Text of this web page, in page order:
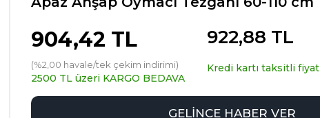
904,42 TL
(%2,00 havale/tek çekim indirimi)
2500 TL üzeri KARGO BEDAVA
922,88 TL
Kredi kartı taksitli fiyat
GELİNCE HABER VER